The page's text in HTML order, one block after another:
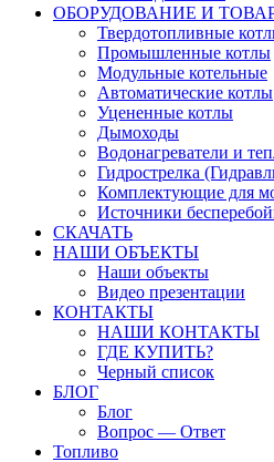
ОБОРУДОВАНИЕ И
Твердотопливные
Промышленные котлы
Модульные котельные
Автоматические котлы
Уцененные котлы
Дымоходы
Водонагреватели и
Гидрострелка
Комплектующие для
Источники
СКАЧАТЬ
НАШИ ОБЪЕКТЫ
Наши объекты
Видео презентации
КОНТАКТЫ
НАШИ КОНТАКТЫ
ГДЕ КУПИТЬ?
Черный список
БЛОГ
Блог
Вопрос — Ответ
Топливо